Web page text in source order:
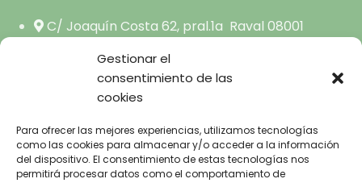
Gestionar el
consentimiento de las
cookies
Para ofrecer las mejores experiencias, utilizamos tecnologías
como las cookies para almacenar y/o acceder a la información
del dispositivo. El consentimiento de estas tecnologías nos
permitirá procesar datos como el comportamiento de
C/ Joaquín Costa 62, pral.1a Raval 08001
hola@saviesainterna.com
665.681.444
INICIO